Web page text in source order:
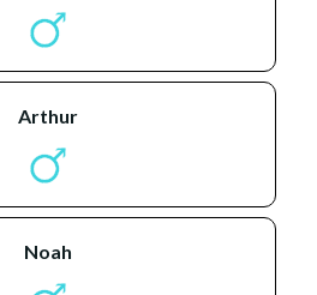
arthur
noah